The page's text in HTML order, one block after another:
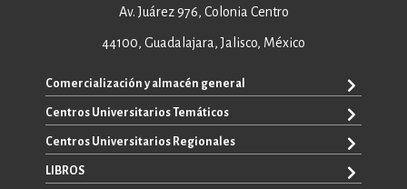
Av. Juárez 976, Colonia Centro
44100, Guadalajara, Jalisco, México
Comercialización y almacén general
+52 33 3640 6326
+52 33 3640 4595
ventas@editorial.udg.mx
Centros Universitarios Temáticos
CUAAD
CUCEA
Centros Universitarios Regionales
CUALTOS
LIBROS